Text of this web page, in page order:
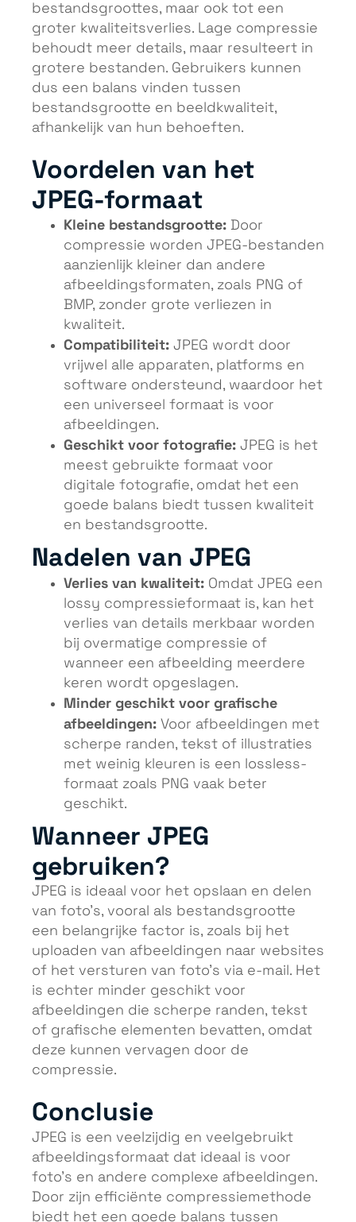
bestandsgroottes, maar ook tot een
groter kwaliteitsverlies. Lage compressie
behoudt meer details, maar resulteert in
grotere bestanden. Gebruikers kunnen
dus een balans vinden tussen
bestandsgrootte en beeldkwaliteit,
afhankelijk van hun behoeften.
Voordelen van het
JPEG-formaat
Kleine bestandsgrootte: Door
compressie worden JPEG-bestanden
aanzienlijk kleiner dan andere
afbeeldingsformaten, zoals PNG of
BMP, zonder grote verliezen in
kwaliteit.
Compatibiliteit: JPEG wordt door
vrijwel alle apparaten, platforms en
software ondersteund, waardoor het
een universeel formaat is voor
afbeeldingen.
Geschikt voor fotografie: JPEG is het
meest gebruikte formaat voor
digitale fotografie, omdat het een
goede balans biedt tussen kwaliteit
en bestandsgrootte.
Nadelen van JPEG
Verlies van kwaliteit: Omdat JPEG een
lossy compressieformaat is, kan het
verlies van details merkbaar worden
bij overmatige compressie of
wanneer een afbeelding meerdere
keren wordt opgeslagen.
Minder geschikt voor grafische
afbeeldingen: Voor afbeeldingen met
scherpe randen, tekst of illustraties
met weinig kleuren is een lossless-
formaat zoals PNG vaak beter
geschikt.
Wanneer JPEG
gebruiken?
JPEG is ideaal voor het opslaan en delen
van foto’s, vooral als bestandsgrootte
een belangrijke factor is, zoals bij het
uploaden van afbeeldingen naar websites
of het versturen van foto’s via e-mail. Het
is echter minder geschikt voor
afbeeldingen die scherpe randen, tekst
of grafische elementen bevatten, omdat
deze kunnen vervagen door de
compressie.
Conclusie
JPEG is een veelzijdig en veelgebruikt
afbeeldingsformaat dat ideaal is voor
foto’s en andere complexe afbeeldingen.
Door zijn efficiënte compressiemethode
biedt het een goede balans tussen